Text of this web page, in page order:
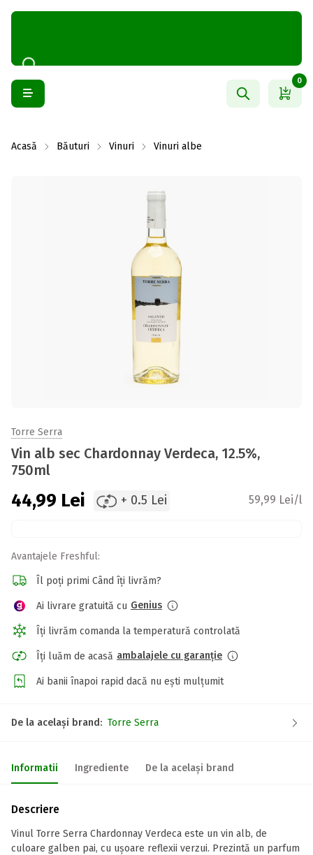
0
Acasă Băuturi Vinuri Vinuri albe
Torre Serra
Vin alb sec Chardonnay Verdeca, 12.5%,
750ml
44,99 Lei + 0.5 Lei 59,99 Lei/l
Avantajele Freshful:
Îl poți primi Când îți livrăm?
Ai livrare gratuită cu Genius
Îți livrăm comanda la temperatură controlată
Îți luăm de acasă ambalajele cu garanție
Ai banii înapoi rapid dacă nu ești mulțumit
De la același brand: Torre Serra
Informatii Ingrediente De la același brand
Descriere
Vinul Torre Serra Chardonnay Verdeca este un vin alb, de
culoare galben pai, cu ușoare reflexii verzui. Prezintă un parfum